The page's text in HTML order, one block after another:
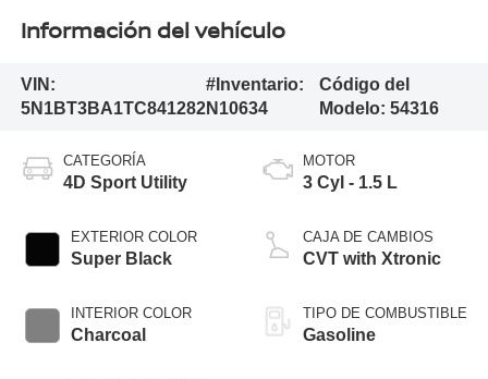
Información del vehículo
VIN:
5N1BT3BA1TC841282
#Inventario:
N10634
Código del
Modelo:54316
CATEGORÍA
4D Sport Utility
EXTERIOR COLOR
Super Black
INTERIOR COLOR
Charcoal
MOTOR
3 Cyl - 1.5 L
CAJA DE CAMBIOS
CVT with Xtronic
TIPO DE COMBUSTIBLE
Gasoline